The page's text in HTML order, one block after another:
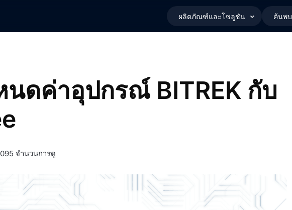
ผลิตภัณฑ์และโซลูชัน ค้นพบ
นดค่าอุปกรณ์ BITREK กับ
จำนวนการดู